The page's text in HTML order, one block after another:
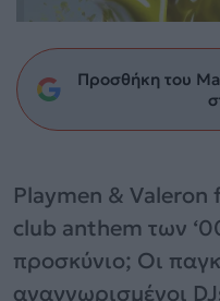
Προσθήκη του
Playmen & Valeron
club anthem των
προσκύνιο; Οι
αναγνωρισμένοι